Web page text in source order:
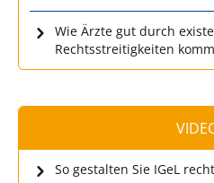
Wie Ärzte gut durch
Rechtsstreitigkeiten
So gestalten Sie IGeL